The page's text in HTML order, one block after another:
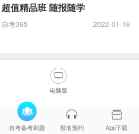
超值精品班 随报随学
自考365 2022-01-16
电脑版
自考备考刷题 报名预约 App下载